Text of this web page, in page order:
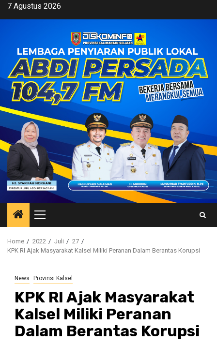
Skip7 Agustus 2026
Primary
Menu
Home 2022 Juli
27
KPK RI Ajak Masyarakat Kalsel Miliki Peranan Dalam Berantas Korupsi
News Provinsi Kalsel
KPK RI Ajak Masyarakat
Kalsel Miliki Peranan
Dalam Berantas Korupsi